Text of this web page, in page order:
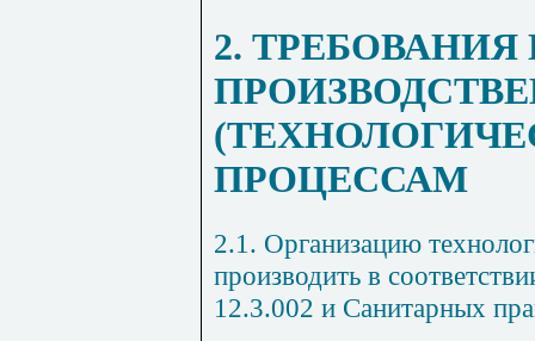
2. ТРЕБОВАНИЯ
ПРОЦЕССАМ
2.1. Организацию
производить в
12.3.002 и Санитарных